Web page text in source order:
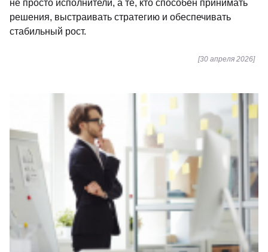
не просто исполнители, а те, кто способен принимать
решения, выстраивать стратегию и обеспечивать
стабильный рост.
[30 апреля 2026]